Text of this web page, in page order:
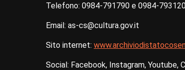
Telefono: 0984-791790 e 0984-
Email: as-cs@cultura.gov.it
Sito internet:
Social: Facebook, Instagram, Youtube,